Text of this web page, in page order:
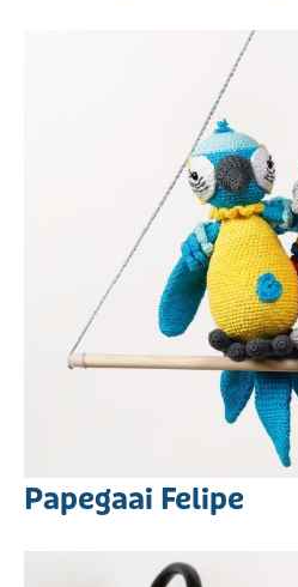
Papegaai Felipe